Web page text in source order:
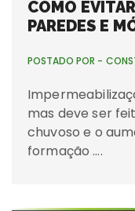
COMO
PAREDES E
POSTADO POR -
mas deve ser
chuvoso e o
formação ….